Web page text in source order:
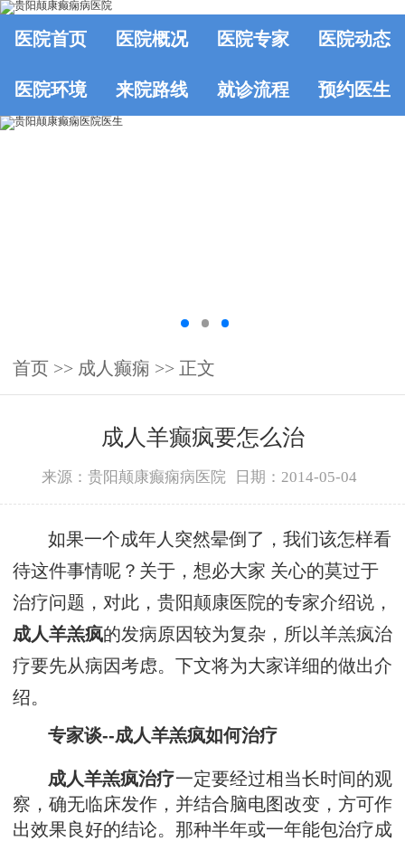
医院首页 医院概况 医院专家 医院动态
医院环境 来院路线 就诊流程 预约医生
首页 >> 成人癫痫 >> 正文
成人羊癫疯要怎么治
来源：贵阳颠康癫痫病医院 日期：2014-05-04
如果一个成年人突然晕倒了，我们该怎样看
待这件事情呢？关于，想必大家 关心的莫过于
治疗问题，对此，贵阳颠康医院的专家介绍说，
成人羊羔疯的发病原因较为复杂，所以羊羔疯治
疗要先从病因考虑。下文将为大家详细的做出介
绍。
专家谈--成人羊羔疯如何治疗
成人羊羔疯治疗一定要经过相当长时间的观
察，确无临床发作，并结合脑电图改变，方可作
出效果良好的结论。那种半年或一年能包治疗成